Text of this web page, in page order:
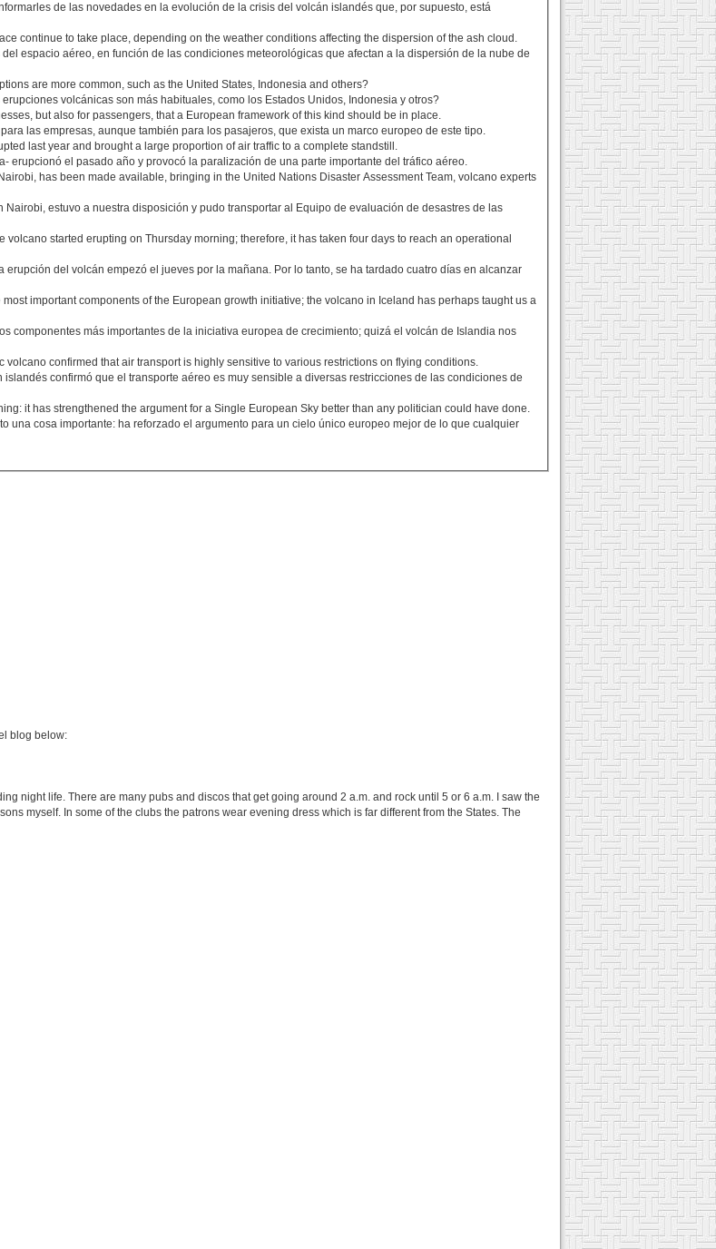
de las novedades en la evolución de la crisis del volcán islandés que, por supuesto, está
continue to take place, depending on the weather conditions affecting the dispersion of the ash cloud.
espacio aéreo, en función de las condiciones meteorológicas que afectan a la dispersión de la nube de
are more common, such as the United States, Indonesia and others?
volcánicas son más habituales, como los Estados Unidos, Indonesia y otros?
but also for passengers, that a European framework of this kind should be in place.
las empresas, aunque también para los pasajeros, que exista un marco europeo de este tipo.
last year and brought a large proportion of air traffic to a complete standstill.
erupcionó el pasado año y provocó la paralización de una parte importante del tráfico aéreo.
has been made available, bringing in the United Nations Disaster Assessment Team, volcano experts
estuvo a nuestra disposición y pudo transportar al Equipo de evaluación de desastres de las
started erupting on Thursday morning; therefore, it has taken four days to reach an operational
del volcán empezó el jueves por la mañana. Por lo tanto, se ha tardado cuatro días en alcanzar
important components of the European growth initiative; the volcano in Iceland has perhaps taught us a
componentes más importantes de la iniciativa europea de crecimiento; quizá el volcán de Islandia nos
confirmed that air transport is highly sensitive to various restrictions on flying conditions.
confirmó que el transporte aéreo es muy sensible a diversas restricciones de las condiciones de
it has strengthened the argument for a Single European Sky better than any politician could have done.
una cosa importante: ha reforzado el argumento para un cielo único europeo mejor de lo que cualquier
blog below:
night life. There are many pubs and discos that get going around 2 a.m. and rock until 5 or 6 a.m. I saw the
myself. In some of the clubs the patrons wear evening dress which is far different from the States. The